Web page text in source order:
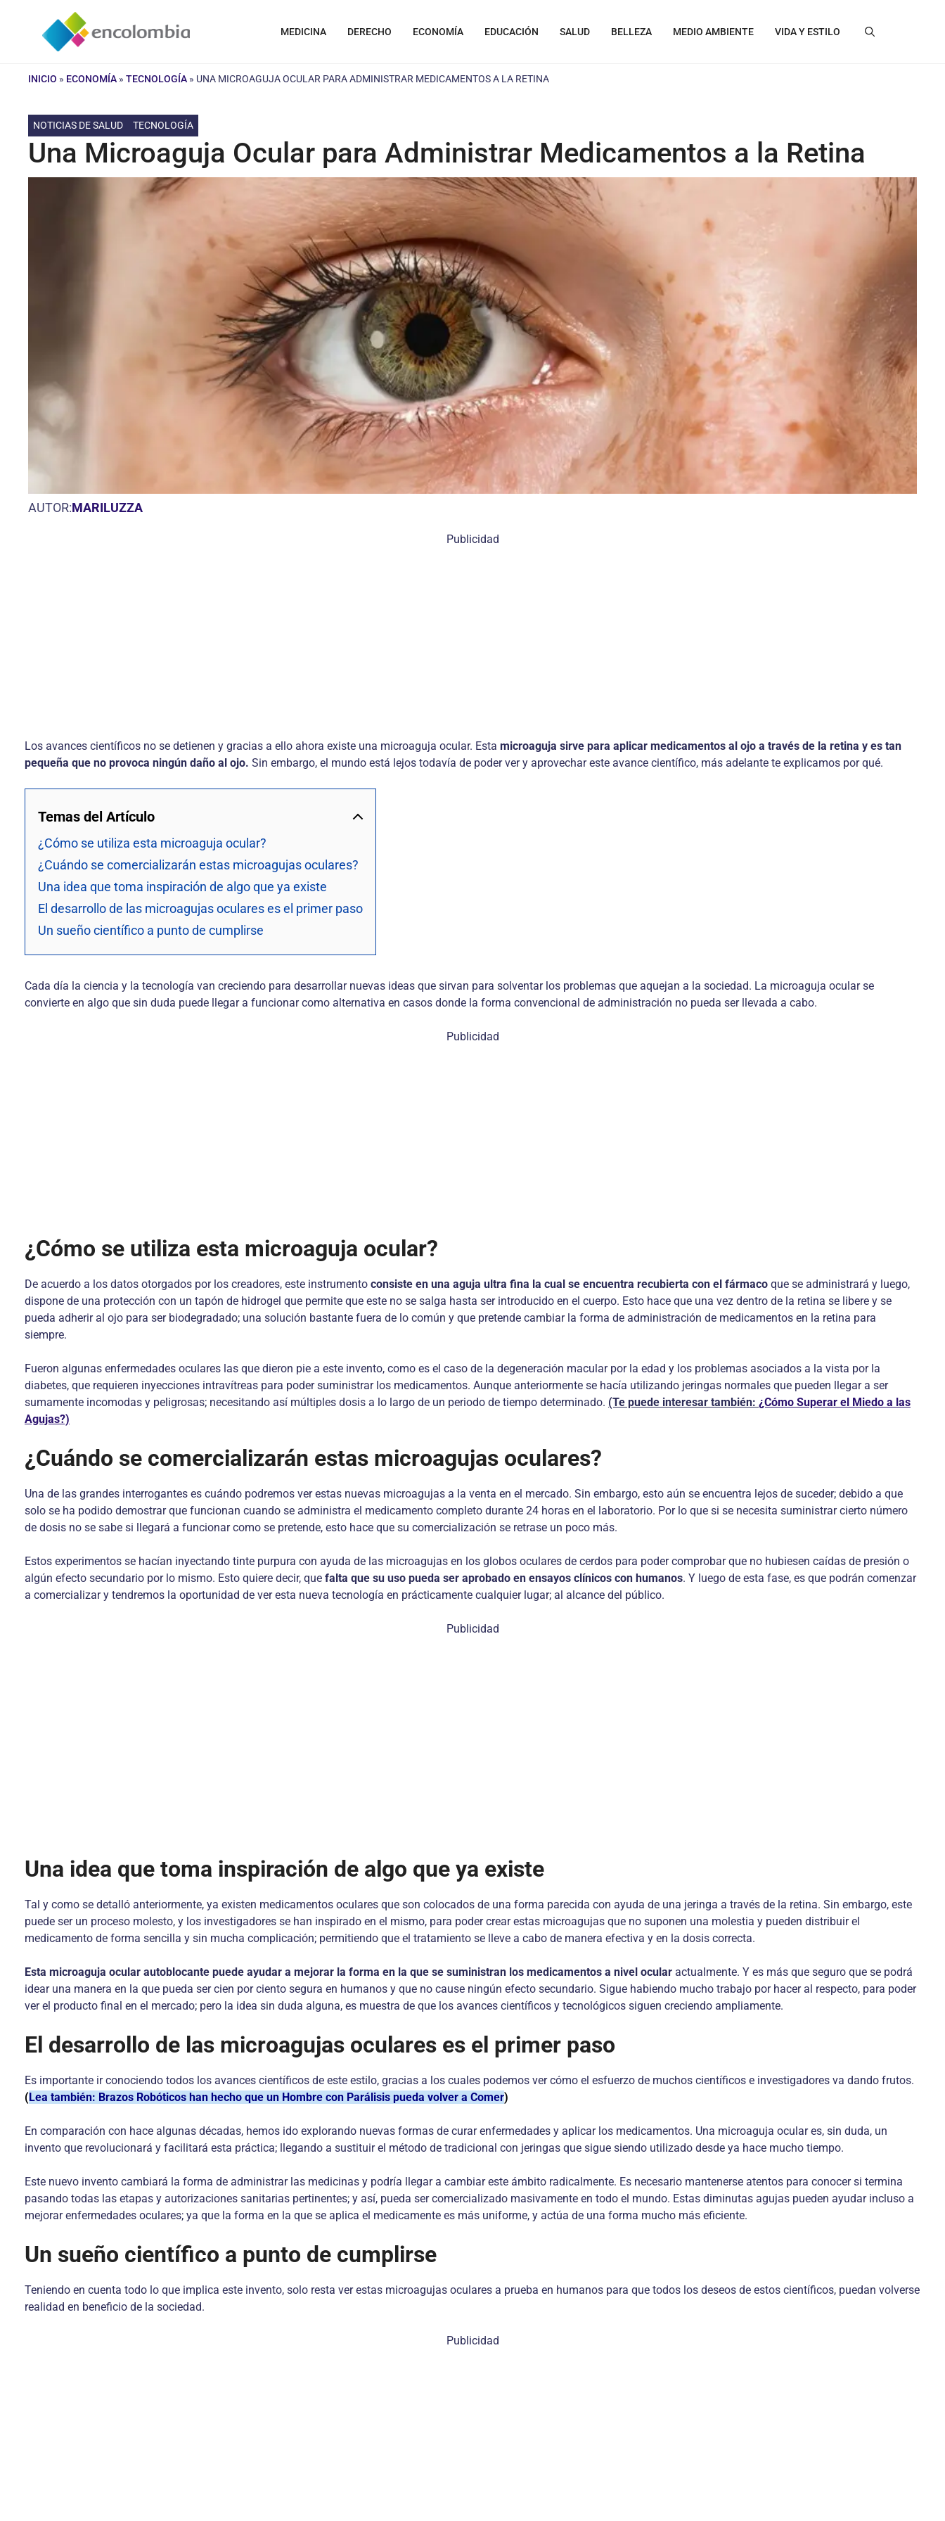
contenido
MEDICINA DERECHO ECONOMÍA EDUCACIÓN SALUD BELLEZA MEDIO AMBIENTE VIDA Y ESTILO
INICIO » ECONOMÍA » TECNOLOGÍA » UNA MICROAGUJA OCULAR PARA ADMINISTRAR MEDICAMENTOS A LA RETINA
NOTICIAS DE SALUD TECNOLOGÍA
Una Microaguja Ocular para Administrar Medicamentos a la Retina
AUTOR:MARILUZZA
Publicidad
Los avances científicos no se detienen y gracias a ello ahora existe una microaguja ocular. Esta microaguja sirve para aplicar medicamentos al ojo a través de la retina y es tan
pequeña que no provoca ningún daño al ojo. Sin embargo, el mundo está lejos todavía de poder ver y aprovechar este avance científico, más adelante te explicamos por qué.
Temas del Artículo
¿Cómo se utiliza esta microaguja ocular?
¿Cuándo se comercializarán estas microagujas oculares?
Una idea que toma inspiración de algo que ya existe
El desarrollo de las microagujas oculares es el primer paso
Un sueño científico a punto de cumplirse
Cada día la ciencia y la tecnología van creciendo para desarrollar nuevas ideas que sirvan para solventar los problemas que aquejan a la sociedad. La microaguja ocular se
convierte en algo que sin duda puede llegar a funcionar como alternativa en casos donde la forma convencional de administración no pueda ser llevada a cabo.
Publicidad
¿Cómo se utiliza esta microaguja ocular?
De acuerdo a los datos otorgados por los creadores, este instrumento consiste en una aguja ultra fina la cual se encuentra recubierta con el fármaco que se administrará y luego,
dispone de una protección con un tapón de hidrogel que permite que este no se salga hasta ser introducido en el cuerpo. Esto hace que una vez dentro de la retina se libere y se
pueda adherir al ojo para ser biodegradado; una solución bastante fuera de lo común y que pretende cambiar la forma de administración de medicamentos en la retina para
siempre.
Fueron algunas enfermedades oculares las que dieron pie a este invento, como es el caso de la degeneración macular por la edad y los problemas asociados a la vista por la
diabetes, que requieren inyecciones intravítreas para poder suministrar los medicamentos. Aunque anteriormente se hacía utilizando jeringas normales que pueden llegar a ser
sumamente incomodas y peligrosas; necesitando así múltiples dosis a lo largo de un periodo de tiempo determinado. (Te puede interesar también: ¿Cómo Superar el Miedo a las
Agujas?)
¿Cuándo se comercializarán estas microagujas oculares?
Una de las grandes interrogantes es cuándo podremos ver estas nuevas microagujas a la venta en el mercado. Sin embargo, esto aún se encuentra lejos de suceder; debido a que
solo se ha podido demostrar que funcionan cuando se administra el medicamento completo durante 24 horas en el laboratorio. Por lo que si se necesita suministrar cierto número
de dosis no se sabe si llegará a funcionar como se pretende, esto hace que su comercialización se retrase un poco más.
Estos experimentos se hacían inyectando tinte purpura con ayuda de las microagujas en los globos oculares de cerdos para poder comprobar que no hubiesen caídas de presión o
algún efecto secundario por lo mismo. Esto quiere decir, que falta que su uso pueda ser aprobado en ensayos clínicos con humanos. Y luego de esta fase, es que podrán comenzar
a comercializar y tendremos la oportunidad de ver esta nueva tecnología en prácticamente cualquier lugar; al alcance del público.
Publicidad
Una idea que toma inspiración de algo que ya existe
Tal y como se detalló anteriormente, ya existen medicamentos oculares que son colocados de una forma parecida con ayuda de una jeringa a través de la retina. Sin embargo, este
puede ser un proceso molesto, y los investigadores se han inspirado en el mismo, para poder crear estas microagujas que no suponen una molestia y pueden distribuir el
medicamento de forma sencilla y sin mucha complicación; permitiendo que el tratamiento se lleve a cabo de manera efectiva y en la dosis correcta.
Esta microaguja ocular autoblocante puede ayudar a mejorar la forma en la que se suministran los medicamentos a nivel ocular actualmente. Y es más que seguro que se podrá
idear una manera en la que pueda ser cien por ciento segura en humanos y que no cause ningún efecto secundario. Sigue habiendo mucho trabajo por hacer al respecto, para poder
ver el producto final en el mercado; pero la idea sin duda alguna, es muestra de que los avances científicos y tecnológicos siguen creciendo ampliamente.
El desarrollo de las microagujas oculares es el primer paso
Es importante ir conociendo todos los avances científicos de este estilo, gracias a los cuales podemos ver cómo el esfuerzo de muchos científicos e investigadores va dando frutos.
(Lea también: Brazos Robóticos han hecho que un Hombre con Parálisis pueda volver a Comer)
En comparación con hace algunas décadas, hemos ido explorando nuevas formas de curar enfermedades y aplicar los medicamentos. Una microaguja ocular es, sin duda, un
invento que revolucionará y facilitará esta práctica; llegando a sustituir el método de tradicional con jeringas que sigue siendo utilizado desde ya hace mucho tiempo.
Este nuevo invento cambiará la forma de administrar las medicinas y podría llegar a cambiar este ámbito radicalmente. Es necesario mantenerse atentos para conocer si termina
pasando todas las etapas y autorizaciones sanitarias pertinentes; y así, pueda ser comercializado masivamente en todo el mundo. Estas diminutas agujas pueden ayudar incluso a
mejorar enfermedades oculares; ya que la forma en la que se aplica el medicamente es más uniforme, y actúa de una forma mucho más eficiente.
Un sueño científico a punto de cumplirse
Teniendo en cuenta todo lo que implica este invento, solo resta ver estas microagujas oculares a prueba en humanos para que todos los deseos de estos científicos, puedan volverse
realidad en beneficio de la sociedad.
Publicidad